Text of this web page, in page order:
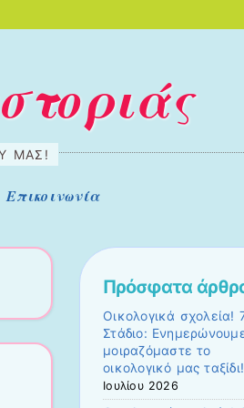
ΜΑΣ!
Επικοινωνία
Πρόσφατα
Οικολογικά σχολεία!
Στάδιο:
μοιραζόμαστε το
οικολογικό μας ταξίδι!
Ιουλίου 2026